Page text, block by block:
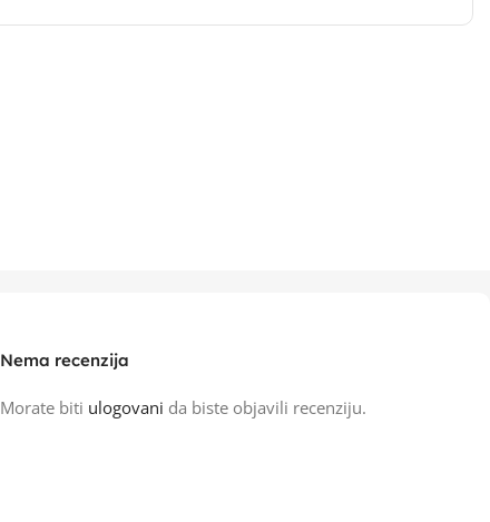
Nema recenzija
Morate biti ulogovani da biste objavili recenziju.